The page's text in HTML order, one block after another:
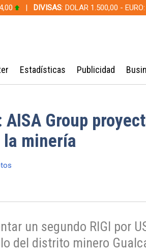
| DIVISAS: DOLAR 1.500,00 -
Estadísticas Publicidad
Group
minería
un segundo RIGI por
del distrito minero